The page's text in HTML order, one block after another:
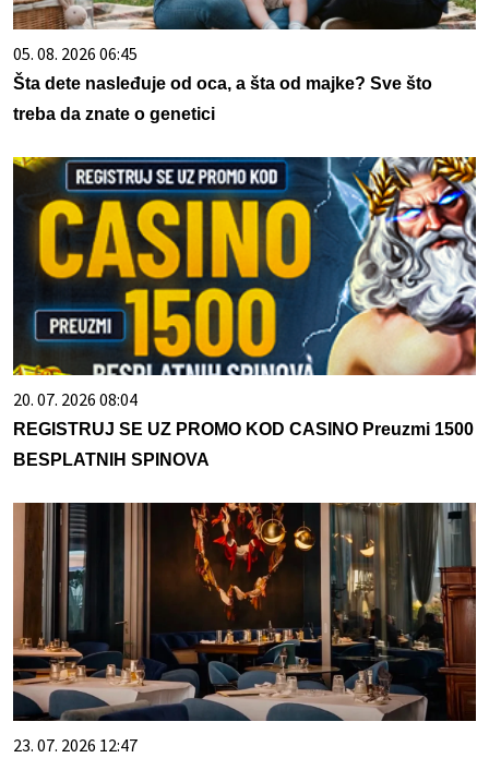
05. 08. 2026 06:45
Šta dete nasleđuje od oca, a šta od majke? Sve što
treba da znate o genetici
20. 07. 2026 08:04
REGISTRUJ SE UZ PROMO KOD CASINO Preuzmi 1500
BESPLATNIH SPINOVA
23. 07. 2026 12:47